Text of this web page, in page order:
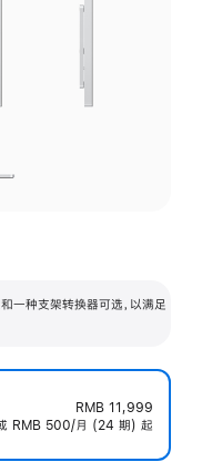
种支架转换器可选，以满足
RMB 11,999
RMB 500/月 (24 期) 起